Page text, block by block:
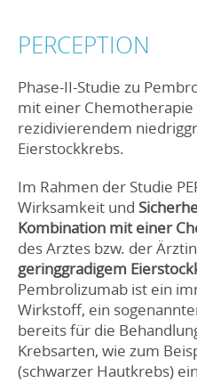
PERCEPTION
Phase-II-Studie zu
mit einer
rezidivierendem
Eierstockkrebs.
Im Rahmen der Studie
Wirksamkeit und
Kombination mit einer
des Arztes bzw. der
geringgradigem
Pembrolizumab ist ein
Wirkstoff, ein
bereits für die
Krebsarten, wie zum
(schwarzer Hautkrebs)